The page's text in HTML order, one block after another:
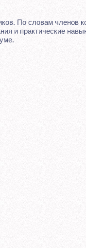
По словам членов
и практические